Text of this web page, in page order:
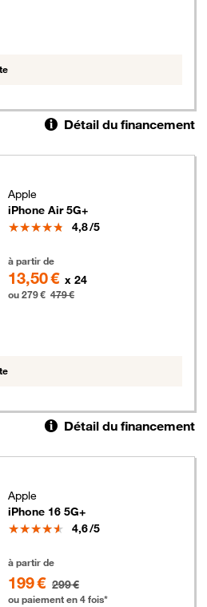
Détail du financement
non sélectionnables
Apple
iPhone Air 5G+
Note
4,8/5
à partir de
13,50 € x 24
ou 279 € 479 €
Détail du financement
non sélectionnables
Apple
iPhone 16 5G+
Note
4,6/5
à partir de
199 € 299 €
ou paiement en 4 fois*